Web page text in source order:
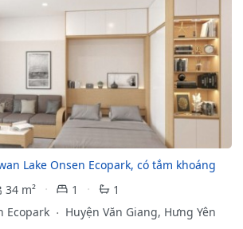
Lake Onsen Ecopark, có tắm khoáng
34 m² 1
1
Ecopark
Huyện Văn Giang, Hưng Yên